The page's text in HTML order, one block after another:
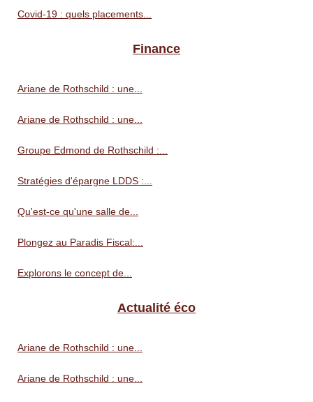
Covid-19 : quels placements...
Finance
Ariane de Rothschild : une...
Ariane de Rothschild : une...
Groupe Edmond de Rothschild :...
Stratégies d'épargne LDDS :...
Qu'est-ce qu'une salle de...
Plongez au Paradis Fiscal:...
Explorons le concept de...
Actualité éco
Ariane de Rothschild : une...
Ariane de Rothschild : une...